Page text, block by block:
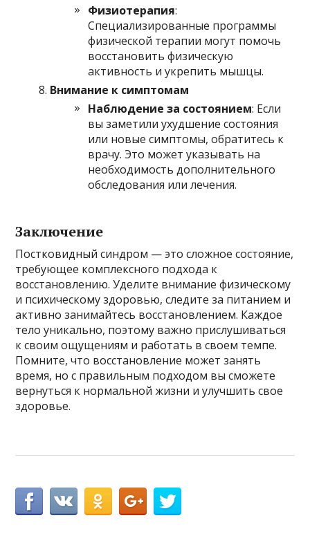
Физиотерапия:
Специализированные программы
физической терапии могут помочь
восстановить физическую
активность и укрепить мышцы.
Внимание к симптомам
Наблюдение за состоянием: Если
вы заметили ухудшение состояния
или новые симптомы, обратитесь к
врачу. Это может указывать на
необходимость дополнительного
обследования или лечения.
Заключение
Постковидный синдром — это сложное состояние,
требующее комплексного подхода к
восстановлению. Уделите внимание физическому
и психическому здоровью, следите за питанием и
активно занимайтесь восстановлением. Каждое
тело уникально, поэтому важно прислушиваться
к своим ощущениям и работать в своем темпе.
Помните, что восстановление может занять
время, но с правильным подходом вы сможете
вернуться к нормальной жизни и улучшить свое
здоровье.